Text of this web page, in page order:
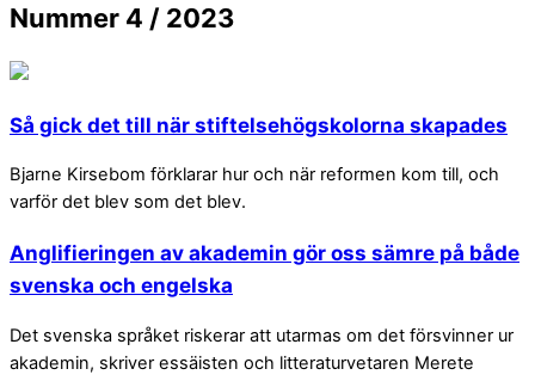
Nummer 4 / 2023
Så gick det till när stiftelsehögskolorna skapades
Bjarne Kirsebom förklarar hur och när reformen kom till, och
varför det blev som det blev.
Anglifieringen av akademin gör oss sämre på både
svenska och engelska
Det svenska språket riskerar att utarmas om det försvinner ur
akademin, skriver essäisten och litteraturvetaren Merete